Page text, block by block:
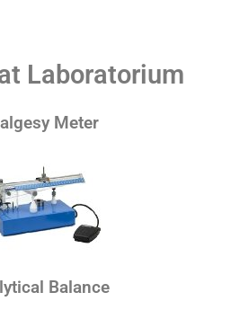
Laboratorium
Meter
Balance